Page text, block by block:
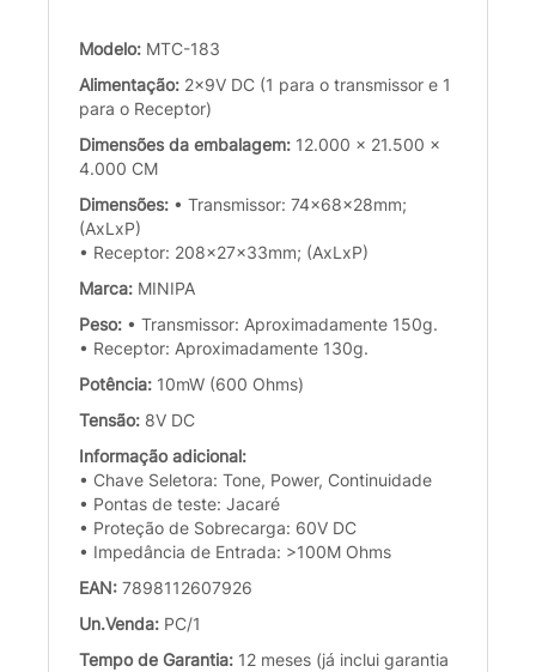
Modelo: MTC-183
Alimentação: 2x9V DC (1 para o transmissor e 1
para o Receptor)
Dimensões da embalagem: 12.000 x 21.500 x
4.000 CM
Dimensões: • Transmissor: 74x68x28mm;
(AxLxP)
• Receptor: 208x27x33mm; (AxLxP)
Marca: MINIPA
Peso: • Transmissor: Aproximadamente 150g.
• Receptor: Aproximadamente 130g.
Potência: 10mW (600 Ohms)
Tensão: 8V DC
Informação adicional:
• Chave Seletora: Tone, Power, Continuidade
• Pontas de teste: Jacaré
• Proteção de Sobrecarga: 60V DC
• Impedância de Entrada: >100M Ohms
EAN: 7898112607926
Un.Venda: PC/1
Tempo de Garantia: 12 meses (já inclui garantia